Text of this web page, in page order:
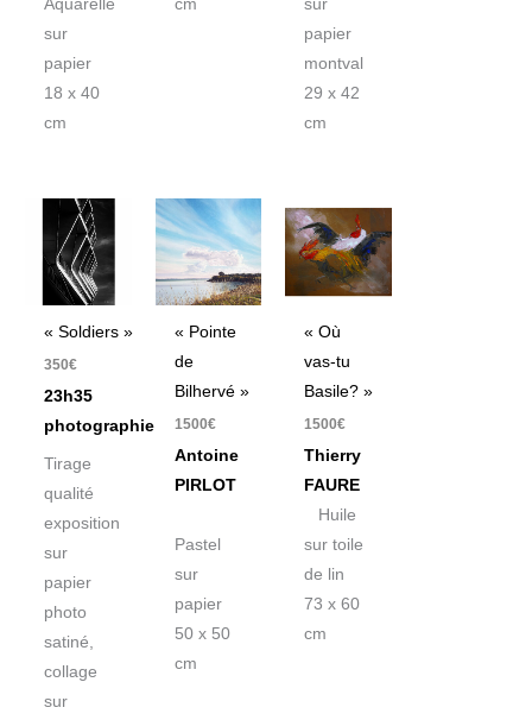
Aquarelle
sur
papier
18 x 40
cm
cm
sur
papier
montval
29 x 42
cm
« Soldiers »
350€
23h35
photographie
Tirage
qualité
exposition
sur
papier
photo
satiné,
collage
sur
« Pointe
de
Bilhervé »
1500€
Antoine
PIRLOT
Pastel
sur
papier
50 x 50
cm
« Où
vas-tu
Basile? »
1500€
Thierry
FAURE
Huile
sur toile
de lin
73 x 60
cm